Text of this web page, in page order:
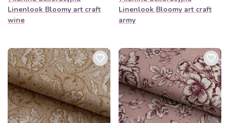
Linenlook Bloomy art craft
wine
Linenlook Bloomy art craft
army